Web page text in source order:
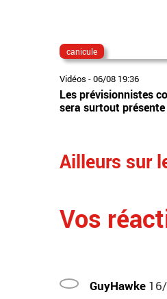
canicule
Vidéos -06/08 19:36
Les prévisionnistes
sera surtout
Ailleurs sur
Vos
GuyHawke